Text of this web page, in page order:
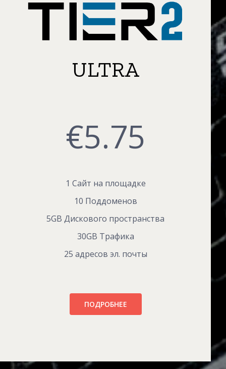
ULTRA
€5.75
1 Сайт на площадке
10 Поддоменов
5GB Дискового пространства
30GB Трафика
25 адресов эл. почты
ПОДРОБНЕЕ